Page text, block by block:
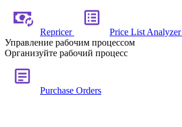
Repricer Price List Analyzer
Управление рабочим процессом
Организуйте рабочий процесс
Purchase Orders